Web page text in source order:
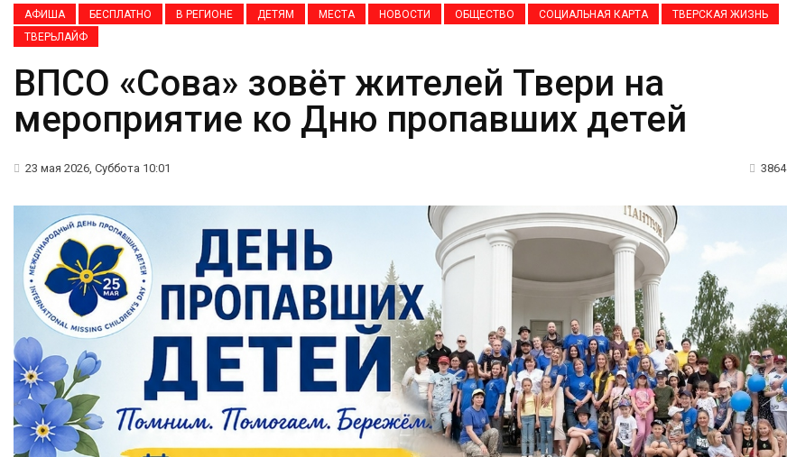
АФИША БЕСПЛАТНО В РЕГИОНЕ ДЕТЯМ МЕСТА НОВОСТИ ОБЩЕСТВО СОЦИАЛЬНАЯ КАРТА
ТВЕРСКАЯ ЖИЗНЬ
ТВЕРЬЛАЙФ
ВПСО «Сова» зовёт жителей Твери на
мероприятие ко Дню пропавших детей
23 мая 2026, Суббота 10:01 3864